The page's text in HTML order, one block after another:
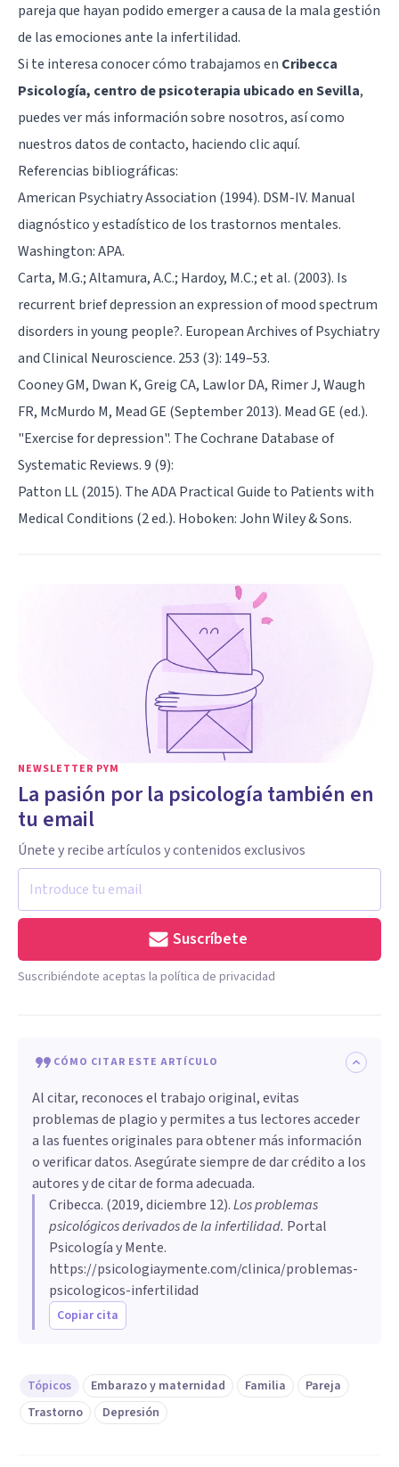
pareja que hayan podido emerger a causa de la mala gestión
de las emociones ante la infertilidad.
Si te interesa conocer cómo trabajamos en Cribecca
Psicología, centro de psicoterapia ubicado en Sevilla,
puedes ver más información sobre nosotros, así como
nuestros datos de contacto, haciendoclic aquí.
Referencias bibliográficas:
American Psychiatry Association (1994). DSM-IV. Manual
diagnóstico y estadístico de los trastornos mentales.
Washington: APA.
Carta, M.G.; Altamura, A.C.; Hardoy, M.C.; et al. (2003). Is
recurrent brief depression an expression of mood spectrum
disorders in young people?. European Archives of Psychiatry
and Clinical Neuroscience. 253 (3): 149–53.
Cooney GM, Dwan K, Greig CA, Lawlor DA, Rimer J, Waugh
FR, McMurdo M, Mead GE (September 2013). Mead GE (ed.).
"Exercise for depression". The Cochrane Database of
Systematic Reviews. 9 (9):
Patton LL (2015). The ADA Practical Guide to Patients with
Medical Conditions (2 ed.). Hoboken: John Wiley & Sons.
NEWSLETTER PYM
La pasión por la psicología también en
tu email
Únete y recibe artículos y contenidos exclusivos
Suscríbete
Suscribiéndote aceptas la política de privacidad
CÓMO CITAR ESTE ARTÍCULO
Al citar, reconoces el trabajo original, evitas
problemas de plagio y permites a tus lectores acceder
a las fuentes originales para obtener más información
o verificar datos. Asegúrate siempre de dar crédito a los
autores y de citar de forma adecuada.
Cribecca. (2019, diciembre 12).Los problemas
psicológicos derivados de la infertilidad. Portal
Psicología y Mente.
https://psicologiaymente.com/clinica/problemas-
psicologicos-infertilidad
Copiar cita
Tópicos Embarazo y maternidad Familia
Pareja
Trastorno
Depresión